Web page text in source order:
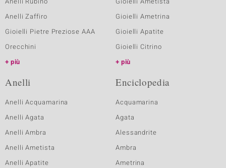
Anelli Zaffiro
Gioielli Pietre Preziose AAA
Orecchini
più
Gioielli Ametrina
Gioielli Apatite
Gioielli Citrino
più
Anelli
Anelli Acquamarina
Anelli Agata
Anelli Ambra
Anelli Ametista
Anelli Apatite
Enciclopedia
Acquamarina
Agata
Alessandrite
Ambra
Ametrina